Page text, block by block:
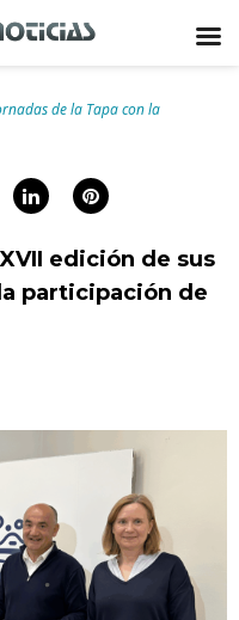
de la Tapa con la
LinkedInPinterest
edición de sus
participación de